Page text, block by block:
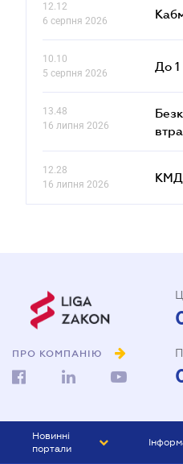
12.12
6 серпня 2026
10.10
5 серпня 2026
До 1
13.48
16 липня 2026
12.28
16 липня 2026
ПРО КОМПАНІЮ
Новинні
портали